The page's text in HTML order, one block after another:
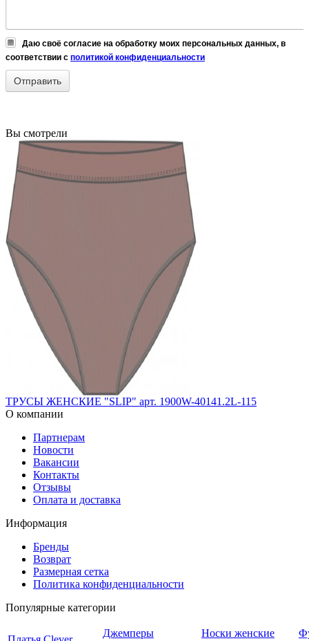
Даю своё согласие на обработку моих персональных данных, в
соответствии с политикой конфиденциальности
Вы смотрели
ТРУСЫ ЖЕНСКИЕ "SLIP" арт. 1900W-40141.2L-115
О компании
Партнерам
Новости
Вакансии
Контакты
Отзывы
Оплата и доставка
Информация
Бренды
Возврат
Размерная сетка
Политика конфиденциальности
Популярные категории
Джемперы
Носки женские